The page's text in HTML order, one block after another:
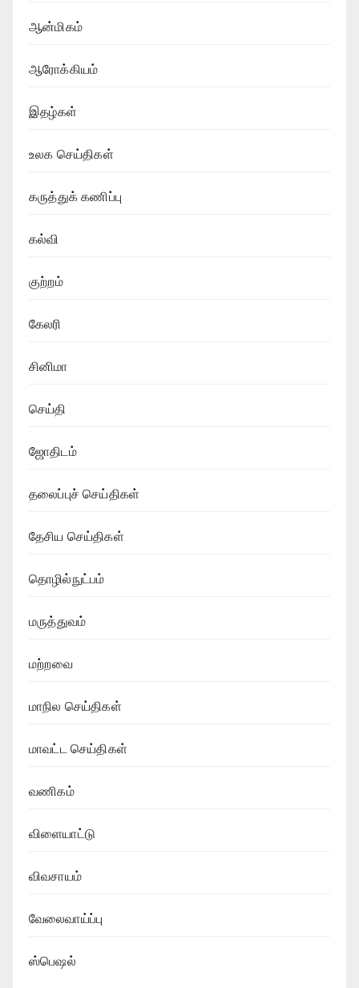
ஆன்மிகம்
ஆரோக்கியம்
இதழ்கள்
உலக செய்திகள்
கருத்துக் கணிப்பு
கல்வி
குற்றம்
கேலரி
சினிமா
செய்தி
ஜோதிடம்
தலைப்புச் செய்திகள்
தேசிய செய்திகள்
தொழில்நுட்பம்
மருத்துவம்
மற்றவை
மாநில செய்திகள்
மாவட்ட செய்திகள்
வணிகம்
விளையாட்டு
விவசாயம்
வேலைவாய்ப்பு
ஸ்பெஷல்